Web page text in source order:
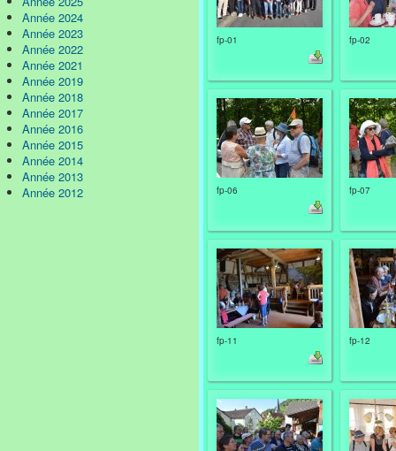
Année 2024
Année 2023
Année 2022
Année 2021
Année 2019
Année 2018
Année 2017
Année 2016
Année 2015
Année 2014
Année 2013
Année 2012
fp-01 fp-02
fp-06 fp-07
fp-11 fp-12